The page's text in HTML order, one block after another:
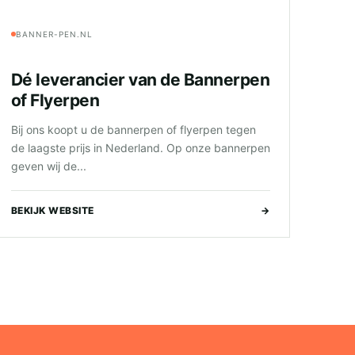
BANNER-PEN.NL
Dé leverancier van de Bannerpen
of Flyerpen
Bij ons koopt u de bannerpen of flyerpen tegen
de laagste prijs in Nederland. Op onze bannerpen
geven wij de...
BEKIJK WEBSITE →